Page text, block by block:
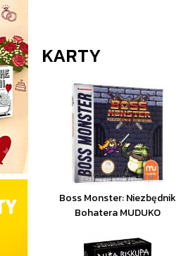
KARTY
Boss Monster: Niezbędnik
Bohatera MUDUKO